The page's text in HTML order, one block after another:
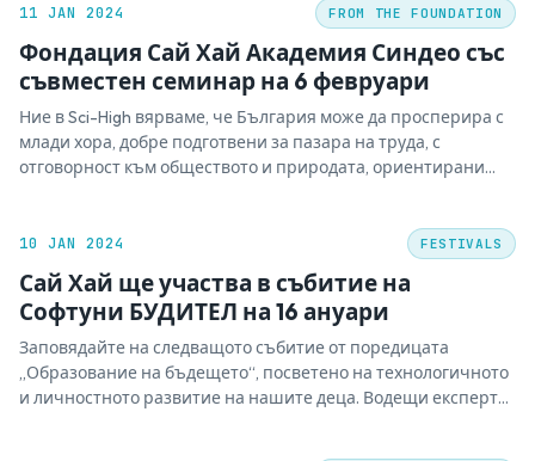
как да подготвяме учениците за успех в лицето на
предизвикателствата на…
11 JAN 2024 FROM THE FOUNDATION
Фондация Сай Хай Академия Синдео със
съвместен семинар на 6 февруари
Ние в Sci-High вярваме, че България може да просперира с
млади хора, добре подготвени за пазара на труда, с
отговорност към обществото и природата, ориентирани
научния подход, както и развиването на умения за
комуникация и работа…
10 JAN 2024 FESTIVALS
Сай Хай ще участва в събитие на
Софтуни БУДИТЕЛ на 16 ануари
Заповядайте на следващото събитие от поредицата
„Образование на бъдещето“, посветено на технологичното
и личностното развитие на нашите деца. Водещи експерти